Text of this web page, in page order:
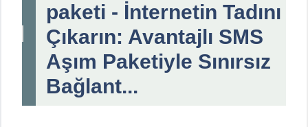
paketi - İnternetin Tadını
Çıkarın: Avantajlı SMS
Aşım Paketiyle Sınırsız
Bağlant...